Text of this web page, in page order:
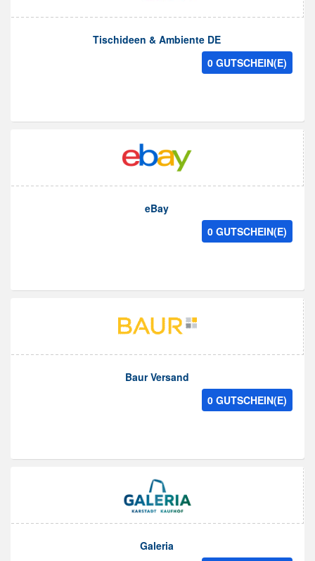
Tischideen & Ambiente DE
0 GUTSCHEIN(E)
eBay
0 GUTSCHEIN(E)
Baur Versand
0 GUTSCHEIN(E)
Galeria